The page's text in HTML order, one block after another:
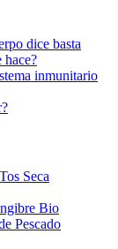
dice basta
hace?
inmunitario
Seca
Bio
Pescado